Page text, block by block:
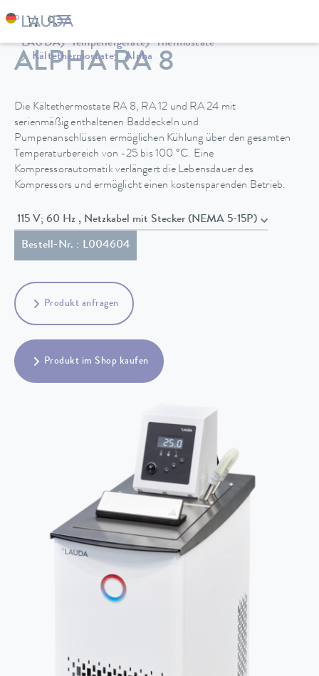
LAUDA Temperiergeräte
Thermostate
Kältethermostate
Alpha
ALPHA RA 8
Die Kältethermostate RA 8, RA 12 und RA 24 mit
serienmäßig enthaltenen Baddeckeln und
Pumpenanschlüssen ermöglichen Kühlung über den gesamten
Temperaturbereich von -25 bis 100 °C. Eine
Kompressorautomatik verlängert die Lebensdauer des
Kompressors und ermöglicht einen kostensparenden Betrieb.
115 V; 60 Hz , Netzkabel mit Stecker (NEMA 5-15P)
Bestell-Nr. : L004604
Produkt anfragen
Produkt im Shop kaufen